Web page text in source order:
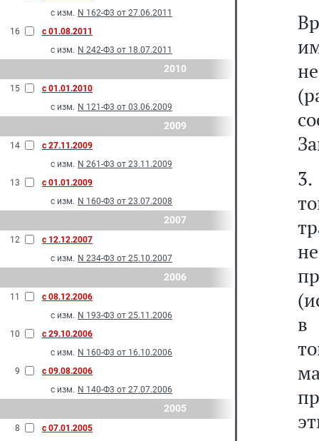
с изм. N 162-Ф3 от 27.06.2011
16
с 01.08.2011
с изм. N 242-Ф3 от 18.07.2011
2010
15
с 01.01.2010
с изм. N 121-Ф3 от 03.06.2009
2009
14
с 27.11.2009
с изм. N 261-Ф3 от 23.11.2009
13
с 01.01.2009
с изм. N 160-Ф3 от 23.07.2008
2007
12
с 12.12.2007
с изм. N 234-Ф3 от 25.10.2007
2006
11
с 08.12.2006
с изм. N 193-Ф3 от 25.11.2006
10
с 29.10.2006
с изм. N 160-Ф3 от 16.10.2006
9
с 09.08.2006
с изм. N 140-Ф3 от 27.07.2006
2005
8
с 07.01.2005
3.
в